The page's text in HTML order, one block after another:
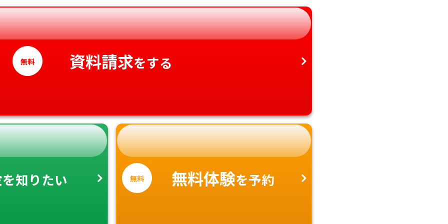
愛知県
愛媛県 沖縄県
無料 資料請求をする
を知りたい 無料 無料体験を予約